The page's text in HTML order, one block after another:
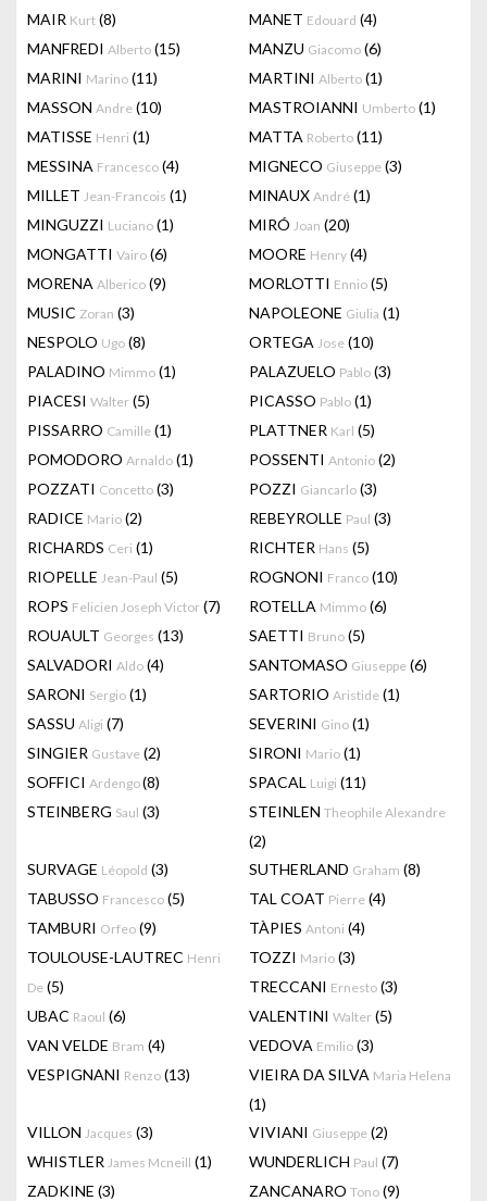
MAIR Kurt (8) MANET Edouard (4)
MANFREDI Alberto (15) MANZU Giacomo (6)
MARINI Marino (11) MARTINI Alberto (1)
MASSON Andre (10) MASTROIANNI Umberto (1)
MATISSE Henri (1) MATTA Roberto (11)
MESSINA Francesco (4) MIGNECO Giuseppe (3)
MILLET Jean-Francois (1) MINAUX André (1)
MINGUZZI Luciano (1) MIRÓ Joan (20)
MONGATTI Vairo (6) MOORE Henry (4)
MORENA Alberico (9) MORLOTTI Ennio (5)
MUSIC Zoran (3) NAPOLEONE Giulia (1)
NESPOLO Ugo (8) ORTEGA Jose (10)
PALADINO Mimmo (1) PALAZUELO Pablo (3)
PIACESI Walter (5) PICASSO Pablo (1)
PISSARRO Camille (1) PLATTNER Karl (5)
POMODORO Arnaldo (1) POSSENTI Antonio (2)
POZZATI Concetto (3) POZZI Giancarlo (3)
RADICE Mario (2) REBEYROLLE Paul (3)
RICHARDS Ceri (1) RICHTER Hans (5)
RIOPELLE Jean-Paul (5) ROGNONI Franco (10)
ROPS Felicien Joseph Victor (7) ROTELLA Mimmo (6)
ROUAULT Georges (13) SAETTI Bruno (5)
SALVADORI Aldo (4) SANTOMASO Giuseppe (6)
SARONI Sergio (1) SARTORIO Aristide (1)
SASSU Aligi (7) SEVERINI Gino (1)
SINGIER Gustave (2) SIRONI Mario (1)
SOFFICI Ardengo(8) SPACAL Luigi (11)
STEINBERG Saul (3) STEINLEN Theophile Alexandre
(2)
SURVAGE Léopold (3) SUTHERLAND Graham (8)
TABUSSO Francesco (5) TAL COAT Pierre (4)
TAMBURI Orfeo (9) TÀPIES Antoni (4)
TOULOUSE-LAUTREC Henri
De (5)
TOZZI Mario (3)
TRECCANI Ernesto (3)
UBAC Raoul (6) VALENTINI Walter (5)
VAN VELDE Bram (4) VEDOVA Emilio (3)
VESPIGNANI Renzo (13) VIEIRA DA SILVA Maria Helena
(1)
VILLON Jacques (3) VIVIANI Giuseppe (2)
WHISTLER James Mcneill (1) WUNDERLICH Paul (7)
ZADKINE (3) ZANCANARO Tono (9)